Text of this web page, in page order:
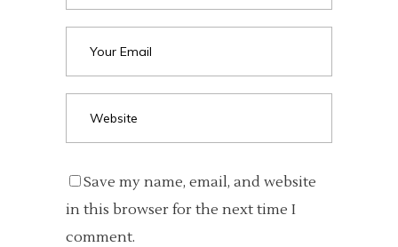
Save my name, email, and website
in this browser for the next time I
comment.